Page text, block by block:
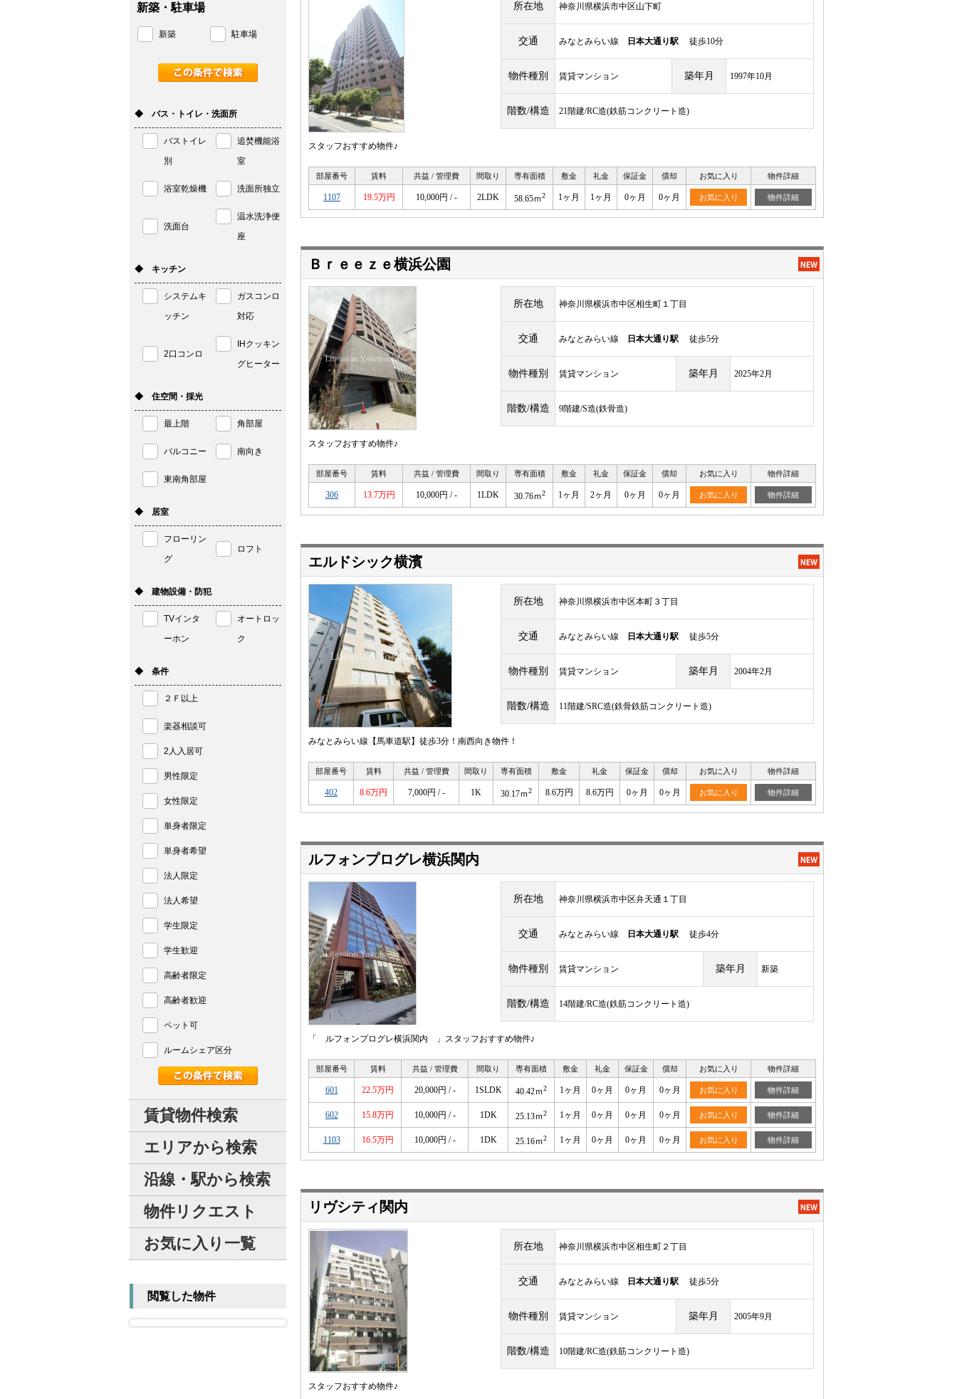
所在地 神奈川県横浜市中区山下町
交通 みなとみらい線 日本大通り駅 徒歩10分
物件種別 賃貸マンション 築年月 1997年10月
階数/構造 21階建/RC造(鉄筋コンクリート造)
スタッフおすすめ物件♪
部屋番号 賃料 共益 / 管理費 間取り 専有面積 敷金 礼金 保証金 償却 お気に入り 物件詳細
1107 19.5万円 10,000円 / - 2LDK 58.65ｍ2 1ヶ月 1ヶ月 0ヶ月 0ヶ月 お気に入り 物件詳細
Ｂｒｅｅｚｅ横浜公園
所在地 神奈川県横浜市中区相生町１丁目
交通 みなとみらい線 日本大通り駅 徒歩5分
物件種別 賃貸マンション 築年月 2025年2月
階数/構造 9階建/S造(鉄骨造)
スタッフおすすめ物件♪
部屋番号 賃料 共益 / 管理費 間取り 専有面積 敷金 礼金 保証金 償却 お気に入り 物件詳細
306 13.7万円 10,000円 / - 1LDK 30.76ｍ2 1ヶ月 2ヶ月 0ヶ月 0ヶ月 お気に入り 物件詳細
エルドシック横濱
所在地 神奈川県横浜市中区本町３丁目
交通 みなとみらい線 日本大通り駅 徒歩5分
物件種別 賃貸マンション 築年月 2004年2月
階数/構造 11階建/SRC造(鉄骨鉄筋コンクリート造)
みなとみらい線【馬車道駅】徒歩3分！南西向き物件！
部屋番号 賃料 共益 / 管理費 間取り 専有面積 敷金 礼金 保証金 償却 お気に入り 物件詳細
402 8.6万円 7,000円 / - 1K 30.17ｍ2 8.6万円 8.6万円 0ヶ月 0ヶ月 お気に入り 物件詳細
ルフォンプログレ横浜関内
所在地 神奈川県横浜市中区弁天通１丁目
交通 みなとみらい線 日本大通り駅 徒歩4分
物件種別 賃貸マンション 築年月 新築
階数/構造 14階建/RC造(鉄筋コンクリート造)
「 ルフォンプログレ横浜関内 」スタッフおすすめ物件♪
部屋番号 賃料 共益 / 管理費 間取り 専有面積 敷金 礼金 保証金 償却 お気に入り 物件詳細
601 22.5万円 20,000円 / - 1SLDK 40.42ｍ2 1ヶ月 0ヶ月 0ヶ月 0ヶ月 お気に入り 物件詳細
602 15.8万円 10,000円 / - 1DK 25.13ｍ2 1ヶ月 0ヶ月 0ヶ月 0ヶ月 お気に入り 物件詳細
1103 16.5万円 10,000円 / - 1DK 25.16ｍ2 1ヶ月 0ヶ月 0ヶ月 0ヶ月 お気に入り 物件詳細
リヴシティ関内
所在地 神奈川県横浜市中区相生町２丁目
交通 みなとみらい線 日本大通り駅 徒歩5分
物件種別 賃貸マンション 築年月 2005年9月
階数/構造 10階建/RC造(鉄筋コンクリート造)
スタッフおすすめ物件♪
新築・駐車場
新築 駐車場
◆ バス・トイレ・洗面所
バストイレ
別
追焚機能浴
室
浴室乾燥機 洗面所独立
洗面台
温水洗浄便
座
◆ キッチン
システムキ
ッチン
ガスコンロ
対応
2口コンロ
IHクッキン
グヒーター
◆ 住空間・採光
最上階 角部屋
バルコニー 南向き
東南角部屋
◆ 居室
フローリン
グ
ロフト
◆ 建物設備・防犯
TVインタ
ーホン
オートロッ
ク
◆ 条件
２Ｆ以上
楽器相談可
2人入居可
男性限定
女性限定
単身者限定
単身者希望
法人限定
法人希望
学生限定
学生歓迎
高齢者限定
高齢者歓迎
ペット可
ルームシェア区分
賃貸物件検索
エリアから検索
沿線・駅から検索
物件リクエスト
お気に入り一覧
閲覧した物件